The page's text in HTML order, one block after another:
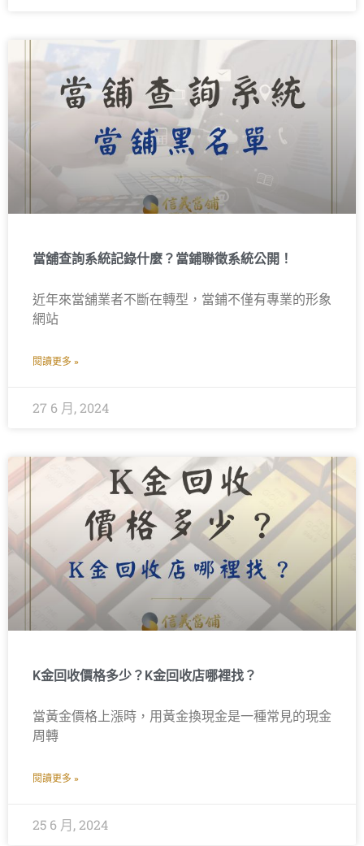
當舖查詢系統記錄什麼？當鋪聯徵系統公開！
近年來當舖業者不斷在轉型，當鋪不僅有專業的形象
網站
閱讀更多 »
27 6 月, 2024
K金回收價格多少？K金回收店哪裡找？
當黃金價格上漲時，用黃金換現金是一種常見的現金
周轉
閱讀更多 »
25 6 月, 2024